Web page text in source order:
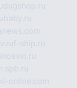
dugshop.ru
f-ship.ru
online.com